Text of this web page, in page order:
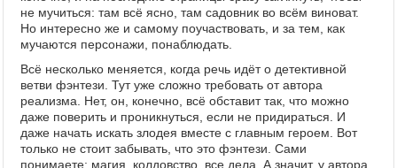
Видеотоп
не мучиться: там всё ясно, там садовник во всём виноват.
Но интересно же и самому поучаствовать, и за тем, как
мучаются персонажи, понаблюдать.
Всё несколько меняется, когда речь идёт о детективной
ветви фэнтези. Тут уже сложно требовать от автора
реализма. Нет, он, конечно, всё обставит так, что можно
даже поверить и проникнуться, если не придираться. И
даже начать искать злодея вместе с главным героем. Вот
только не стоит забывать, что это фэнтези. Сами
понимаете: магия, колдовство, все дела. А значит, у автора